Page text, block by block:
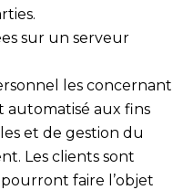
sur un serveur
les concernant
automatisé aux fins
et de gestion du
Les clients sont
faire l’objet